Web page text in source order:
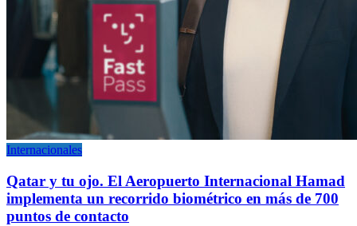
Internacionales
Qatar y tu ojo. El Aeropuerto Internacional Hamad
implementa un recorrido biométrico en más de 700
puntos de contacto